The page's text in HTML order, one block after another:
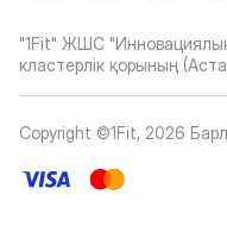
"1Fit" ЖШС
кластерлік қорының
Copyright ©1Fit, 2026